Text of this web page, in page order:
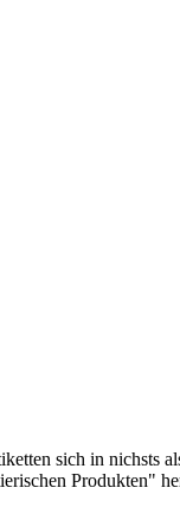
sich in nichsts
Produkten"